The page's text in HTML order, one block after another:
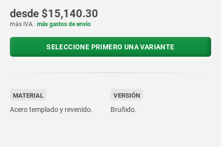
desde $15,140.30
más IVA. más gastos de envío
SELECCIONE PRIMERO UNA VARIANTE
MATERIAL
Acero templado y revenido.
VERSIÓN
Bruñido.